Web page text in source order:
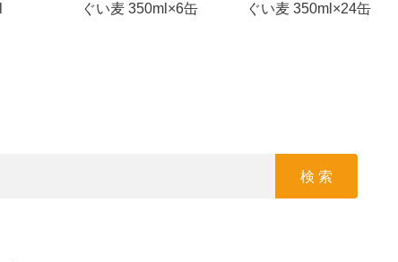
ぐい麦 350ml×6缶 ぐい麦 350ml×24缶
検 索